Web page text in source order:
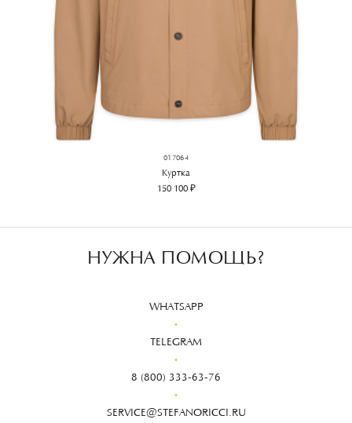
017064
Куртка
150 100 ₽
НУЖНА ПОМОЩЬ?
WHATSAPP
TELEGRAM
8 (800) 333-63-76
SERVICE@STEFANORICCI.RU